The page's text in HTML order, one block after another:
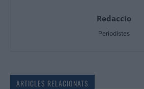
Redaccio
Periodistes
ARTICLES RELACIONATS